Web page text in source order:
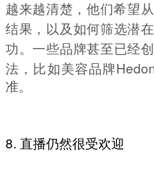
越来越清楚，他们希望
结果，以及如何筛选潜
功。一些品牌甚至已经
法，比如美容品牌
准。
8. 直播仍然很受欢迎